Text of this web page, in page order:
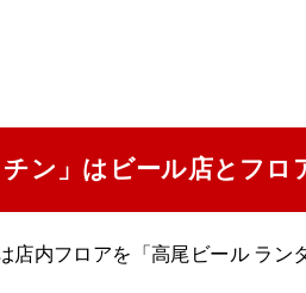
チン」はビール店とフ
店内フロアを「高尾ビール ラ